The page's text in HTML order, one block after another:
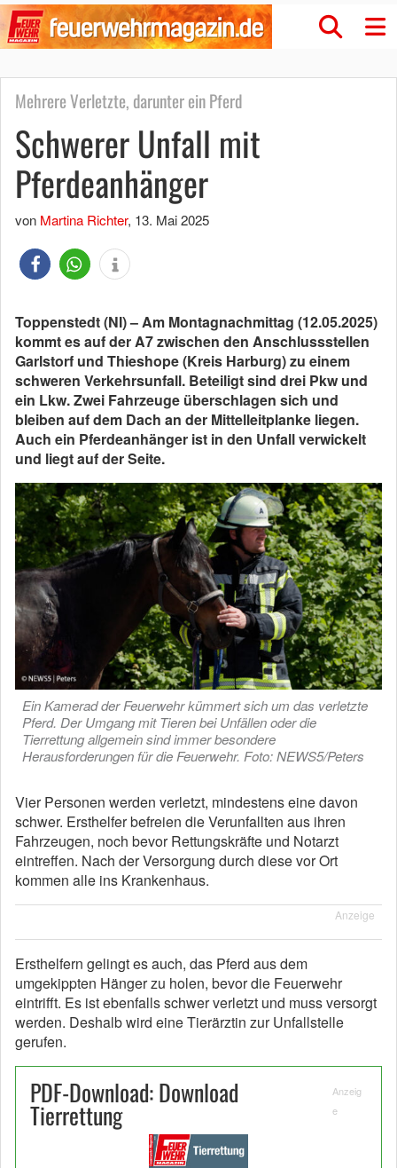
Mehrere Verletzte, darunter ein Pferd
Schwerer Unfall mit
Pferdeanhänger
von Martina Richter, 13. Mai 2025
Toppenstedt (NI) – Am Montagnachmittag (12.05.2025)
kommt es auf der A7 zwischen den Anschlussstellen
Garlstorf und Thieshope (Kreis Harburg) zu einem
schweren Verkehrsunfall. Beteiligt sind drei Pkw und
ein Lkw. Zwei Fahrzeuge überschlagen sich und
bleiben auf dem Dach an der Mittelleitplanke liegen.
Auch ein Pferdeanhänger ist in den Unfall verwickelt
und liegt auf der Seite.
Ein Kamerad der Feuerwehr kümmert sich um das verletzte
Pferd. Der Umgang mit Tieren bei Unfällen oder die
Tierrettung allgemein sind immer besondere
Herausforderungen für die Feuerwehr. Foto: NEWS5/Peters
Vier Personen werden verletzt, mindestens eine davon
schwer. Ersthelfer befreien die Verunfallten aus ihren
Fahrzeugen, noch bevor Rettungskräfte und Notarzt
eintreffen. Nach der Versorgung durch diese vor Ort
kommen alle ins Krankenhaus.
Anzeige
Ersthelfern gelingt es auch, das Pferd aus dem
umgekippten Hänger zu holen, bevor die Feuerwehr
eintrifft. Es ist ebenfalls schwer verletzt und muss versorgt
werden. Deshalb wird eine Tierärztin zur Unfallstelle
gerufen.
PDF-Download: Download
Tierrettung
Anzeig
e